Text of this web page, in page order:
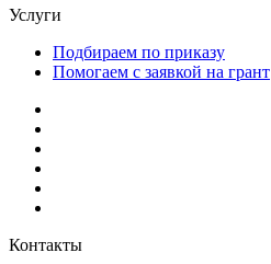
Услуги
Подбираем по приказу
Помогаем с заявкой на грант
Контакты